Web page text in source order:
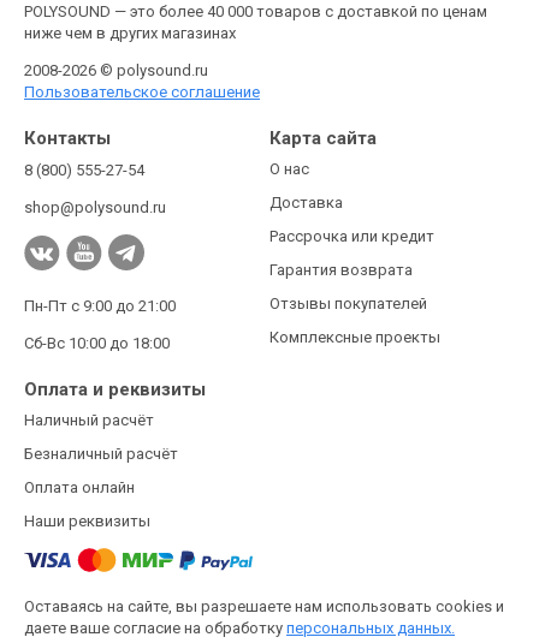
POLYSOUND — это более 40 000 товаров с доставкой по ценам
ниже чем в других магазинах
2008-2026 © polysound.ru
Пользовательское соглашение
Контакты
8 (800) 555-27-54
shop@polysound.ru
Пн-Пт с 9:00 до 21:00
Сб-Вс 10:00 до 18:00
Карта сайта
О нас
Доставка
Рассрочка или кредит
Гарантия возврата
Отзывы покупателей
Комплексные проекты
Оплата и реквизиты
Наличный расчёт
Безналичный расчёт
Оплата онлайн
Наши реквизиты
Оставаясь на сайте, вы разрешаете нам использовать cookies и
даете ваше согласие на обработку персональных данных.